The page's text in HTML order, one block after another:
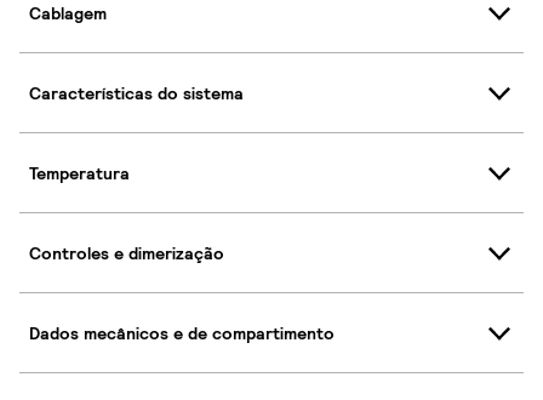
Cablagem
Características do sistema
Temperatura
Controles e dimerização
Dados mecânicos e de compartimento